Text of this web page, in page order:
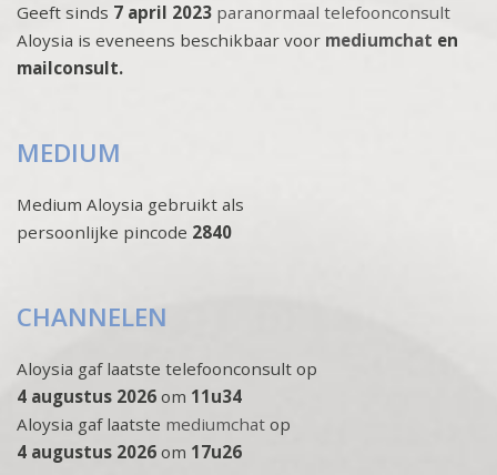
Geeft sinds 7 april 2023 paranormaal telefoonconsult
Aloysia is eveneens beschikbaar voor mediumchat en
mailconsult.
MEDIUM
Medium Aloysia gebruikt als
persoonlijke pincode 2840
CHANNELEN
Aloysia gaf laatste telefoonconsult op
4 augustus 2026 om 11u34
Aloysia gaf laatste mediumchat op
4 augustus 2026 om 17u26